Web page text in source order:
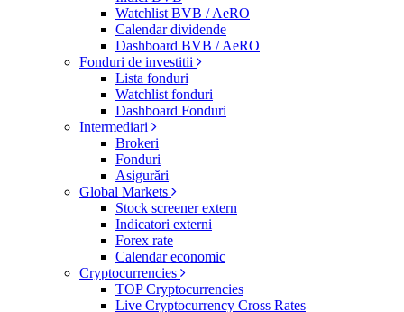
Watchlist BVB / AeRO
Calendar dividende
Dashboard BVB / AeRO
Fonduri de investitii
Lista fonduri
Watchlist fonduri
Dashboard Fonduri
Intermediari
Brokeri
Fonduri
Asigurări
Global Markets
Stock screener extern
Indicatori externi
Forex rate
Calendar economic
Cryptocurrencies
TOP Cryptocurrencies
Live Cryptocurrency Cross Rates